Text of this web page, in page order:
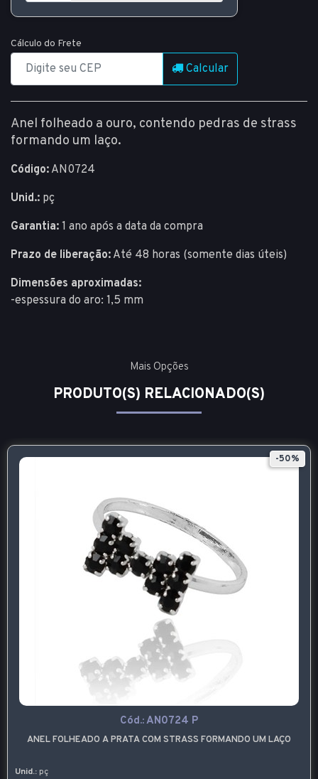
Cálculo do Frete
Calcular
Anel folheado a ouro, contendo pedras de strass
formando um laço.
Código: AN0724
Unid.: pç
Garantia: 1 ano após a data da compra
Prazo de liberação: Até 48 horas (somente dias úteis)
Dimensões aproximadas:
-espessura do aro: 1,5 mm
Mais Opções
PRODUTO(S) RELACIONADO(S)
-50%
Cód.:AN0724 P
ANEL FOLHEADO A PRATA COM STRASS FORMANDO UM LAÇO
Unid.: pç